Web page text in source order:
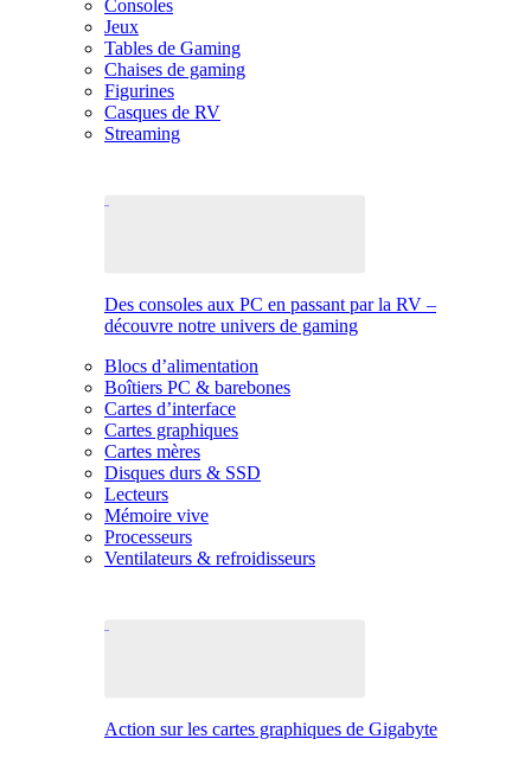
Consoles
Jeux
Tables de Gaming
Chaises de gaming
Figurines
Casques de RV
Streaming
Des consoles aux PC en passant par la RV –
découvre notre univers de gaming
Blocs d’alimentation
Boîtiers PC & barebones
Cartes d’interface
Cartes graphiques
Cartes mères
Disques durs & SSD
Lecteurs
Mémoire vive
Processeurs
Ventilateurs & refroidisseurs
Action sur les cartes graphiques de Gigabyte